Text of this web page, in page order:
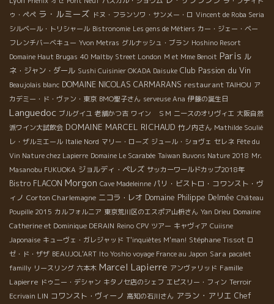
ゥ・ペペ ラ・ルミーズ ドヌ・フランソワ・サンメー・ロ Vincent de Roba Seria
シルベール・トリシャール Bistronomie Les gens de Métiers カー・ジェー・ベー
フレンチバーベキュー Yvon Metras グルナッシュ・ブラン Hoshino Resort
Domaine Haut Brugas 40 Maltby Street London M et Mme Benoit Paris ル
ネ・ジャン・ダール Sushi Cuisinier OKADA Daisuke Club Passion du Vin
Beaujolais blanc DOMAINE NICOLAS CARMARANS restaurant TAIHOU ア
カデミー・ド・ヴァン・東京 BMO聖子さん serveuse Ana 伊藤の誕生日
Languedoc ブルグイユ 老舗かつ吉 ワイン ＳＭ ニースのオリヴィエ 大阪自然
派ワイン大試飲会 DOMAINE MARCEL RICHAUD 竹ノ内さん Mathilde Soulié
レ・ザルミエール Italie Nord マリー・ローズ ジュール・ショヴェ セレネ Fête du
Vin Nature chez Lapierre Domaine Le Scarabée Taiwan Buvons Nature 2018 Mr.
Masanobu FUKUOKA ジョルディ・ペレズ サッカーワールドカップ2018年
Bistro FLACON Morgon Cave Madeleinne パリ・ビストロ・コワンスト・ヴ
ィノ Corton Charlemagne ニコラ・レオ Domaine Philippe Delmée Château
Poupille 2015 カルフォルニア 東京荒川区のエスポア山枡さん Yan Drieu Domaine
Catherine et Dominique DERAIN Reino CPV ツアー キャヴィア Cuiisne
Japonaise キューヴェ・ガレジャッド T'inquiètes M'man! Stéphane Tissot ロ
ゼ・ド・ザザ BEAUJOL'ART Ito Yoshio voyage France au Japon Sara pacalet
familly リースリング 六本木 Marcel Lapierre アンヴァリッド Famille
Lapierre ドゥニー・デシャン キタノセ店のシェフ エピスリー・フィン Terroir
Ecrivain LIN コワンスト・ヴィーノ 高知の石川さん アラン・アリエ Chef